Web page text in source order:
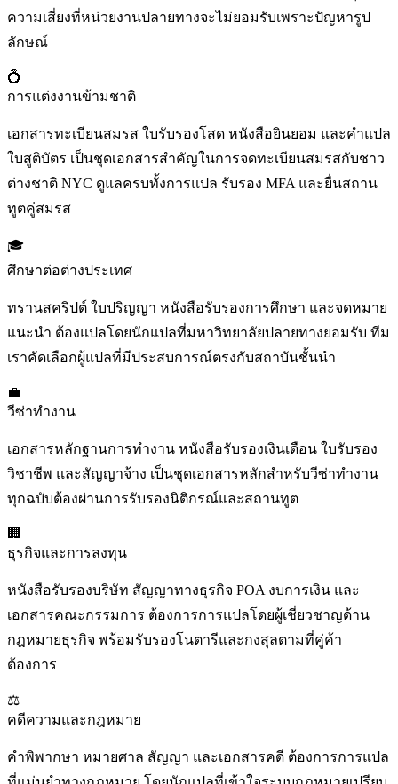
ความเสี่ยงที่หน่วยงานปลายทางจะไม่ยอมรับเพราะปัญหารูป
ลักษณ์
💍
การแต่งงานข้ามชาติ
เอกสารทะเบียนสมรส ใบรับรองโสด หนังสือยินยอม และคำแปล
ใบสูติบัตร เป็นชุดเอกสารสำคัญในการจดทะเบียนสมรสกับชาว
ต่างชาติ NYC ดูแลครบทั้งการแปล รับรอง MFA และยื่นสถาน
ทูตคู่สมรส
🎓
ศึกษาต่อต่างประเทศ
ทรานสคริปต์ ใบปริญญา หนังสือรับรองการศึกษา และจดหมาย
แนะนำ ต้องแปลโดยนักแปลที่มหาวิทยาลัยปลายทางยอมรับ ทีม
เราคัดเลือกผู้แปลที่มีประสบการณ์ตรงกับสถาบันชั้นนำ
💼
วีซ่าทำงาน
เอกสารหลักฐานการทำงาน หนังสือรับรองเงินเดือน ใบรับรอง
วิชาชีพ และสัญญาจ้าง เป็นชุดเอกสารหลักสำหรับวีซ่าทำงาน
ทุกฉบับต้องผ่านการรับรองนิติกรณ์และสถานทูต
🏢
ธุรกิจและการลงทุน
หนังสือรับรองบริษัท สัญญาทางธุรกิจ POA งบการเงิน และ
เอกสารคณะกรรมการ ต้องการการแปลโดยผู้เชี่ยวชาญด้าน
กฎหมายธุรกิจ พร้อมรับรองโนตารีและกงสุลตามที่คู่ค้า
ต้องการ
⚖️
คดีความและกฎหมาย
คำพิพากษา หมายศาล สัญญา และเอกสารคดี ต้องการการแปล